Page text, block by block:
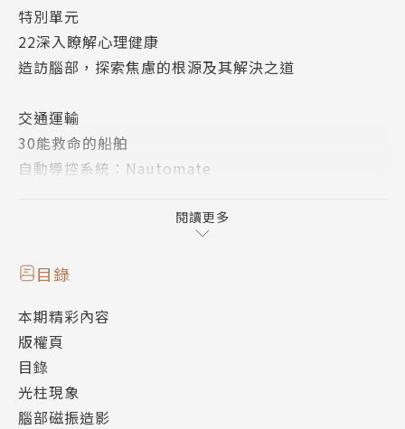
特別單元
22深入瞭解心理健康
造訪腦部，探索焦慮的根源及其解決之道
交通運輸
30能救命的船舶
自動導控系統：Nautomate
太空探索
一探多個有趣、難解的太空難題
38 SuperX超級
火箭引擎
猛禽這款革命性的新型推進系統將改變火箭使用的方式
閱讀更多
目錄
本期精彩內容
版權頁
目錄
光柱現象
腦部磁振造影